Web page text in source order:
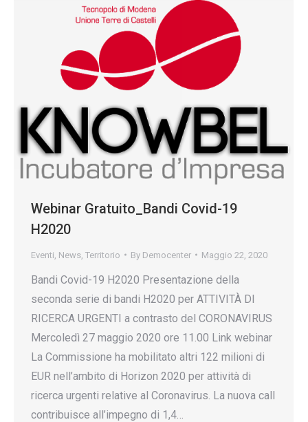
Webinar Gratuito_Bandi Covid-19
H2020
Eventi News Territorio By Democenter Maggio 22, 2020
Bandi Covid-19 H2020 Presentazione della
seconda serie di bandi H2020 per ATTIVITÀ DI
RICERCA URGENTI a contrasto del CORONAVIRUS
Mercoledì 27 maggio 2020 ore 11.00 Link webinar
La Commissione ha mobilitato altri 122 milioni di
EUR nell’ambito di Horizon 2020 per attività di
ricerca urgenti relative al Coronavirus. La nuova call
contribuisce all’impegno di 1,4…